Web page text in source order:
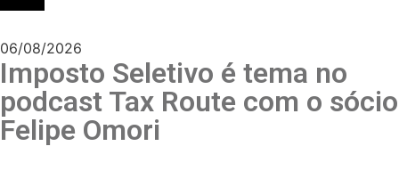
06/08/2026
Imposto Seletivo é tema no
podcast Tax Route com o sócio
Felipe Omori